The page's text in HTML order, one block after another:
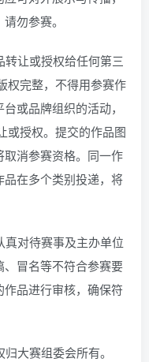
勿参赛。
让或授权给任何第三
权完整，不得用参赛作
或品牌组织的活动，
或授权。提交的作品图
消参赛资格。同一作
在多个类别投递，将
对待赛事及主办单位
冒名等不符合参赛要
品进行审核，确保符
大赛组委会所有。